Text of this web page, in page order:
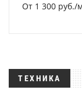
От 1 300 руб./
ТЕХНИКА